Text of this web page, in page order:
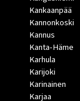
Kankaanpää
Kannonkoski
Kannus
Kanta-Häme
Karhula
Karijoki
Karinainen
Karjaa